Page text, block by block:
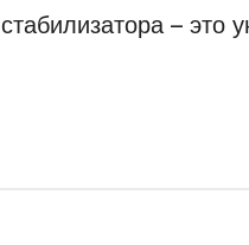
стабилизатора – это